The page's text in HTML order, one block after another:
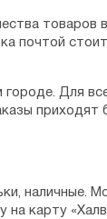
товаров
почтой
Для
приходят
наличные.
карту